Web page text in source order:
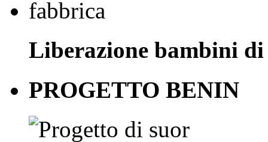
Liberazione bambini
PROGETTO BENIN